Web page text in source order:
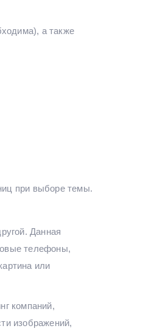
а также
при выборе темы.
Данная
телефоны,
или
компаний,
изображений,